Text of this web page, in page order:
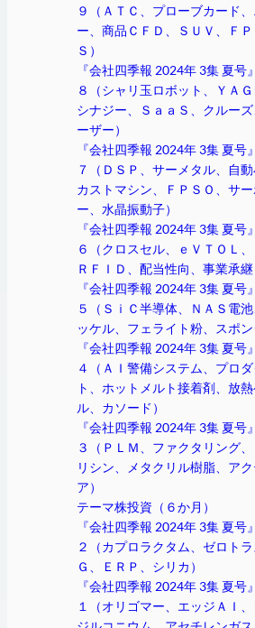
９（ＡＴＣ、プローブカード
ー、商品ＣＦＤ、ＳＵＶ、Ｆ
Ｓ）
『会社四季報 2024年 3集 夏号
８（シャリ玉ロボット、ＹＡＧ
シナジー、ＳａａＳ、クルー
ーザー）
『会社四季報 2024年 3集 夏号
７（ＤＳＰ、サーメタル、自
カストマシン、ＦＰＳＯ、サ
ー、水晶振動子）
『会社四季報 2024年 3集 夏号
６（クロスセル、ｅＶＴＯＬ、
ＲＦＩＤ、配当性向、事業承継
『会社四季報 2024年 3集 夏号
５（ＳｉＣ半導体、ＮＡＳ電
ッケル、フェライト粉、スポン
『会社四季報 2024年 3集 夏号
４（ＡＩ警備システム、プロ
ト、ホットメルト接着剤、放
ル、カソード）
『会社四季報 2024年 3集 夏号
３（ＰＬＭ、ファクタリング
リシン、メタクリル樹脂、ア
ア）
テーマ株投資（６か月）
『会社四季報 2024年 3集 夏号
２（カプロラクタム、ゼロト
Ｇ、ＥＲＰ、シリカ）
『会社四季報 2024年 3集 夏号
１（オリゴマー、エッジＡＩ、